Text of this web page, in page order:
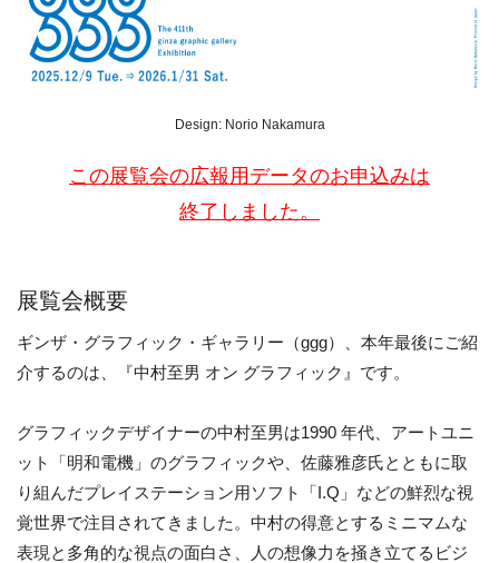
Design: Norio Nakamura
この展覧会の広報用データのお申込みは
終了しました。
展覧会概要
ギンザ・グラフィック・ギャラリー（ggg）、本年最後にご紹
介するのは、『中村至男 オン グラフィック』です。
グラフィックデザイナーの中村至男は1990 年代、アートユニ
ット「明和電機」のグラフィックや、佐藤雅彦氏とともに取
り組んだプレイステーション用ソフト「I.Q」などの鮮烈な視
覚世界で注目されてきました。中村の得意とするミニマムな
表現と多角的な視点の面白さ、人の想像力を掻き立てるビジ